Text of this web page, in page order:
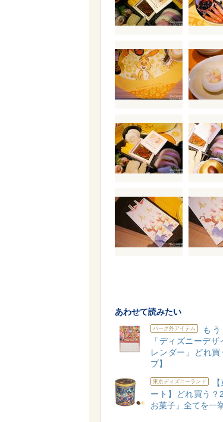
あわせて読みたい
パーク外アイテム
も
「ディズニーデ
レンダー」どれ
プ】
東京ディズニーランド
ート】どれ買う？
お菓子」全てを一